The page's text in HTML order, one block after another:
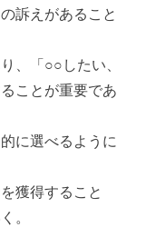
訴えがあること
、「○○したい、
ことが重要であ
に選べるように
獲得すること
。